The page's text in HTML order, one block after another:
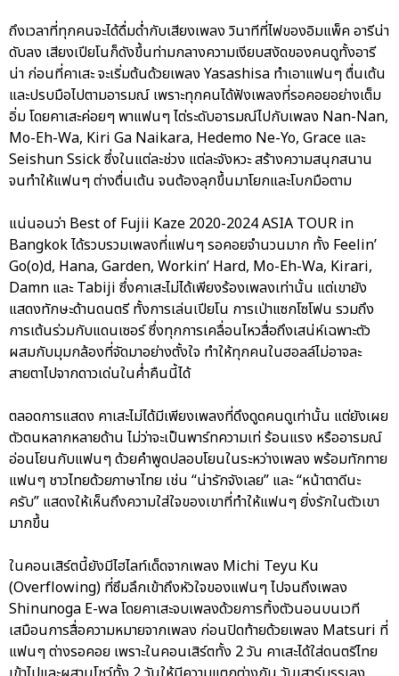
ถึงเวลาที่ทุกคนจะได้ดื่มด่ำกับเสียงเพลง วินาทีที่ไฟของอิมแพ็ค อารีน่า
ดับลง เสียงเปียโนก็ดังขึ้นท่ามกลางความเงียบสงัดของคนดูทั้งอารี
น่า ก่อนที่คาเสะ จะเริ่มต้นด้วยเพลง Yasashisa ทำเอาแฟนๆ ตื่นเต้น
และปรบมือไปตามอารมณ์ เพราะทุกคนได้ฟังเพลงที่รอคอยอย่างเต็ม
อิ่ม โดยคาเสะค่อยๆ พาแฟนๆ ไต่ระดับอารมณ์ไปกับเพลง Nan-Nan,
Mo-Eh-Wa, Kiri Ga Naikara, Hedemo Ne-Yo, Grace และ
Seishun Ssick ซึ่งในแต่ละช่วง แต่ละจังหวะ สร้างความสนุกสนาน
จนทำให้แฟนๆ ต่างตื่นเต้น จนต้องลุกขึ้นมาโยกและโบกมือตาม
แน่นอนว่า Best of Fujii Kaze 2020-2024 ASIA TOUR in
Bangkok ได้รวบรวมเพลงที่แฟนๆ รอคอยจำนวนมาก ทั้ง Feelin’
Go(o)d, Hana, Garden, Workin’ Hard, Mo-Eh-Wa, Kirari,
Damn และ Tabiji ซึ่งคาเสะไม่ได้เพียงร้องเพลงเท่านั้น แต่เขายัง
แสดงทักษะด้านดนตรี ทั้งการเล่นเปียโน การเป่าแซกโซโฟน รวมถึง
การเต้นร่วมกับแดนเซอร์ ซึ่งทุกการเคลื่อนไหวสื่อถึงเสน่ห์เฉพาะตัว
ผสมกับมุมกล้องที่จัดมาอย่างตั้งใจ ทำให้ทุกคนในฮอลล์ไม่อาจละ
สายตาไปจากดาวเด่นในค่ำคืนนี้ได้
ตลอดการแสดง คาเสะไม่ได้มีเพียงเพลงที่ดึงดูดคนดูเท่านั้น แต่ยังเผย
ตัวตนหลากหลายด้าน ไม่ว่าจะเป็นพาร์ทความเท่ ร้อนแรง หรืออารมณ์
อ่อนโยนกับแฟนๆ ด้วยคำพูดปลอบโยนในระหว่างเพลง พร้อมทักทาย
แฟนๆ ชาวไทยด้วยภาษาไทย เช่น “น่ารักจังเลย” และ “หน้าตาดีนะ
ครับ” แสดงให้เห็นถึงความใส่ใจของเขาที่ทำให้แฟนๆ ยิ่งรักในตัวเขา
มากขึ้น
ในคอนเสิร์ตนี้ยังมีไฮไลท์เด็ดจากเพลง Michi Teyu Ku
(Overflowing) ที่ซึมลึกเข้าถึงหัวใจของแฟนๆ ไปจนถึงเพลง
Shinunoga E-wa โดยคาเสะจบเพลงด้วยการทิ้งตัวนอนบนเวที
เสมือนการสื่อความหมายจากเพลง ก่อนปิดท้ายด้วยเพลง Matsuri ที่
แฟนๆ ต่างรอคอย เพราะในคอนเสิร์ตทั้ง 2 วัน คาเสะได้ใส่ดนตรีไทย